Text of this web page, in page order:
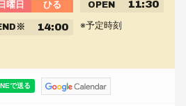
日曜日 ひる OPEN 11:30
※ 14:00 ※予定時刻